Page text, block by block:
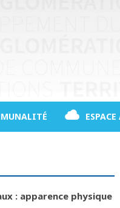
: apparence physique